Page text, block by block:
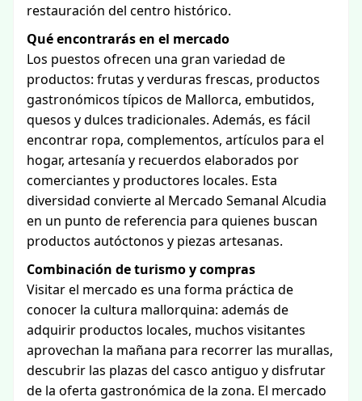
restauración del centro histórico.
Qué encontrarás en el mercado
Los puestos ofrecen una gran variedad de
productos: frutas y verduras frescas, productos
gastronómicos típicos de Mallorca, embutidos,
quesos y dulces tradicionales. Además, es fácil
encontrar ropa, complementos, artículos para el
hogar, artesanía y recuerdos elaborados por
comerciantes y productores locales. Esta
diversidad convierte al Mercado Semanal Alcudia
en un punto de referencia para quienes buscan
productos autóctonos y piezas artesanas.
Combinación de turismo y compras
Visitar el mercado es una forma práctica de
conocer la cultura mallorquina: además de
adquirir productos locales, muchos visitantes
aprovechan la mañana para recorrer las murallas,
descubrir las plazas del casco antiguo y disfrutar
de la oferta gastronómica de la zona. El mercado